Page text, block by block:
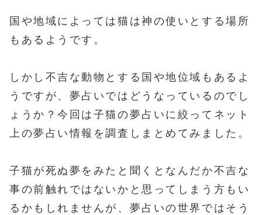
国や地域によっては猫は神の使いとする場所
もあるようです。
しかし不吉な動物とする国や地位域もあるよ
うですが、夢占いではどうなっているのでし
ょうか？今回は子猫の夢占いに絞ってネット
上の夢占い情報を調査しまとめてみました。
子猫が死ぬ夢をみたと聞くとなんだか不吉な
事の前触れではないかと思ってしまう方もい
るかもしれませんが、夢占いの世界ではそう